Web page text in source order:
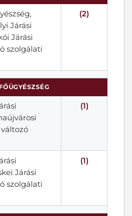
Járási
Járási
szolgálati
(2)
változó
(1)
Járási
szolgálati
(1)